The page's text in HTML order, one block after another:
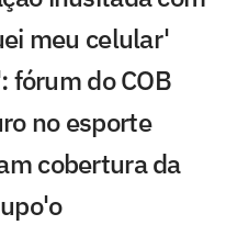
meu celular'
fórum do COB
no esporte
cobertura da